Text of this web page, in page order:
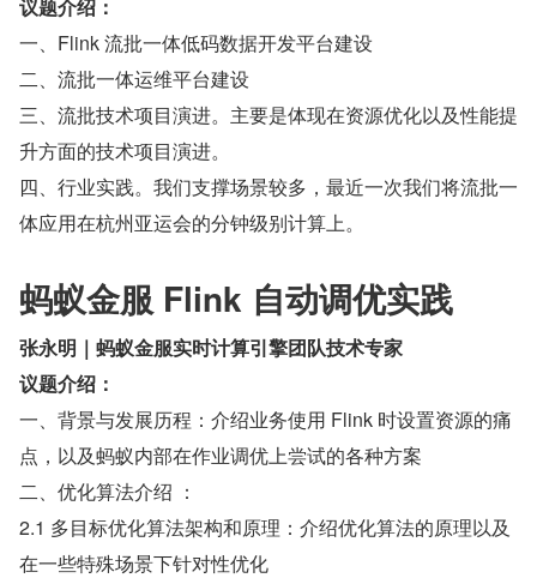
议题介绍：
一、Flink 流批一体低码数据开发平台建设
二、流批一体运维平台建设
三、流批技术项目演进。主要是体现在资源优化以及性能提
升方面的技术项目演进。
四、行业实践。我们支撑场景较多，最近一次我们将流批一
体应用在杭州亚运会的分钟级别计算上。
蚂蚁金服 Flink 自动调优实践
张永明｜蚂蚁金服实时计算引擎团队技术专家
议题介绍：
一、背景与发展历程：介绍业务使用 Flink 时设置资源的痛
点，以及蚂蚁内部在作业调优上尝试的各种方案
二、优化算法介绍 ：
2.1 多目标优化算法架构和原理：介绍优化算法的原理以及
在一些特殊场景下针对性优化